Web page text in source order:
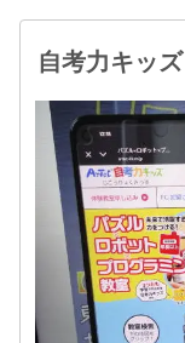
自考力キッズ